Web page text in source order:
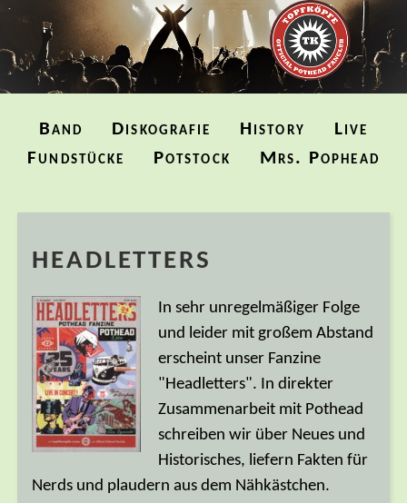
überspringen
Band Diskografie History
Live
Fundstücke
Potstock Mrs. Pophead
HEADLETTERS
In sehr unregelmäßiger Folge
und leider mit großem Abstand
erscheint unser Fanzine
"Headletters". In direkter
Zusammenarbeit mit Pothead
schreiben wir über Neues und
Historisches, liefern Fakten für
Nerds und plaudern aus dem Nähkästchen.